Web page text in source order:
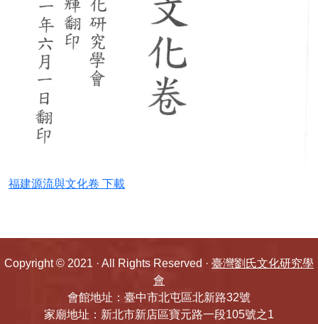
五忠堂先祖傳略
劉氏1988年村雅(南投竹山)
劉氏大宗譜(1989年福建上杭元龍公)(台中土
牛)
劉氏宗譜(莊吳玉圖)(1986)
劉氏宗譜1989巨漢(五溝水)
友明公譜(上杭)
福建源流與文化卷 下載
Copyright © 2021 · All Rights Reserved · 臺灣劉氏文化研究學
會
會館地址：臺中市北屯區北新路32號
家廟地址：新北市新店區寶元路一段105號之1